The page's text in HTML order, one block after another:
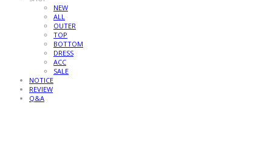
NEW
ALL
OUTER
TOP
BOTTOM
DRESS
ACC
SALE
NOTICE
REVIEW
Q&A